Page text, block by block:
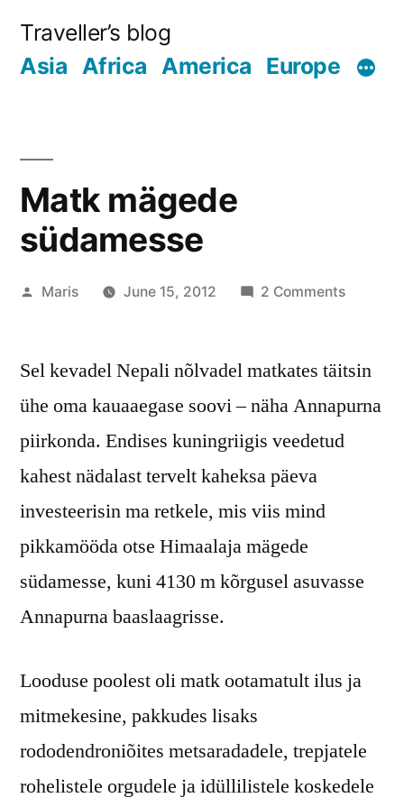
Traveller’s blog
Asia Africa America Europe
Matk mägede
südamesse
Posted
Maris June 15, 2012 2 Commentson
Sel kevadel Nepali nõlvadel matkates täitsin
ühe oma kauaaegase soovi – näha Annapurna
piirkonda. Endises kuningriigis veedetud
kahest nädalast tervelt kaheksa päeva
investeerisin ma retkele, mis viis mind
pikkamööda otse Himaalaja mägede
südamesse, kuni 4130 m kõrgusel asuvasse
Annapurna baaslaagrisse.
Looduse poolest oli matk ootamatult ilus ja
mitmekesine, pakkudes lisaks
rododendroniõites metsaradadele, trepjatele
rohelistele orgudele ja idüllilistele koskedele